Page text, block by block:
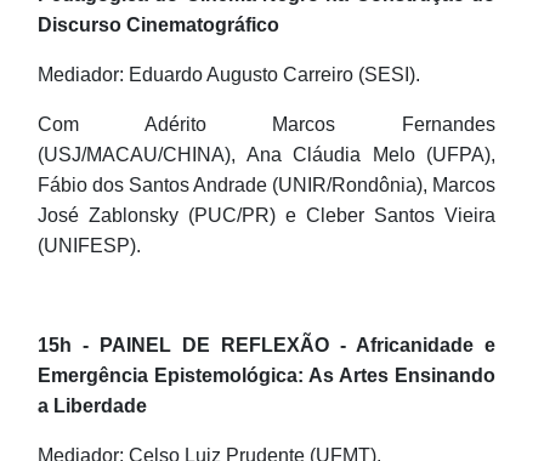
Discurso Cinematográfico
Mediador: Eduardo Augusto Carreiro (SESI).
Com Adérito Marcos Fernandes
(USJ/MACAU/CHINA), Ana Cláudia Melo (UFPA),
Fábio dos Santos Andrade (UNIR/Rondônia), Marcos
José Zablonsky (PUC/PR) e Cleber Santos Vieira
(UNIFESP).
15h - PAINEL DE REFLEXÃO - Africanidade e
Emergência Epistemológica: As Artes Ensinando
a Liberdade
Mediador: Celso Luiz Prudente (UFMT).